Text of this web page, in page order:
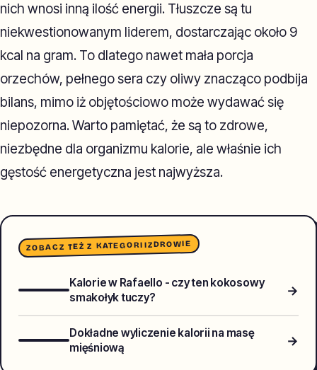
nich wnosi inną ilość energii. Tłuszcze są tu
niekwestionowanym liderem, dostarczając około 9
kcal na gram. To dlatego nawet mała porcja
orzechów, pełnego sera czy oliwy znacząco podbija
bilans, mimo iż objętościowo może wydawać się
niepozorna. Warto pamiętać, że są to zdrowe,
niezbędne dla organizmu kalorie, ale właśnie ich
gęstość energetyczna jest najwyższa.
ZOBACZ TEŻ Z KATEGORIIZDROWIE
Kalorie w Rafaello - czy ten kokosowy
smakołyk tuczy?
→
Dokładne wyliczenie kalorii na masę
mięśniową
→